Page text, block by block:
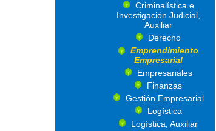
Criminalística e
Investigación Judicial,
Auxiliar
Derecho
Emprendimiento
Empresarial
Empresariales
Finanzas
Gestión Empresarial
Logística
Logística, Auxiliar